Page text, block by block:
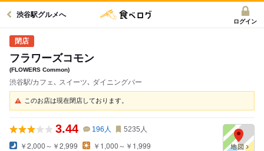
渋谷駅グルメへ
ログイン
フラワーズコモン
(FLOWERS Common)
渋谷駅/カフェ､ スイーツ､ ダイニングバー
このお店は現在閉店しております。
3.44 196 人 5235 人
￥2,000～￥2,999 ￥1,000～￥1,999